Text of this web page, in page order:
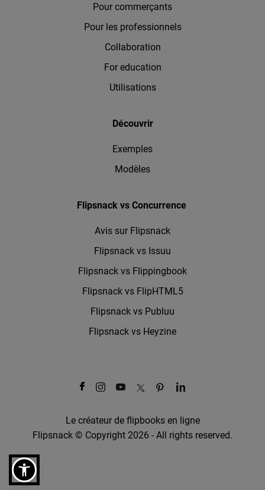
Pour commerçants
Pour les professionnels
Collaboration
For education
Utilisations
Découvrir
Exemples
Modèles
Flipsnack vs Concurrence
Avis sur Flipsnack
Flipsnack vs Issuu
Flipsnack vs Flippingbook
Flipsnack vs FlipHTML5
Flipsnack vs Publuu
Flipsnack vs Heyzine
Le créateur de flipbooks en ligne
Flipsnack © Copyright 2026 - All rights reserved.